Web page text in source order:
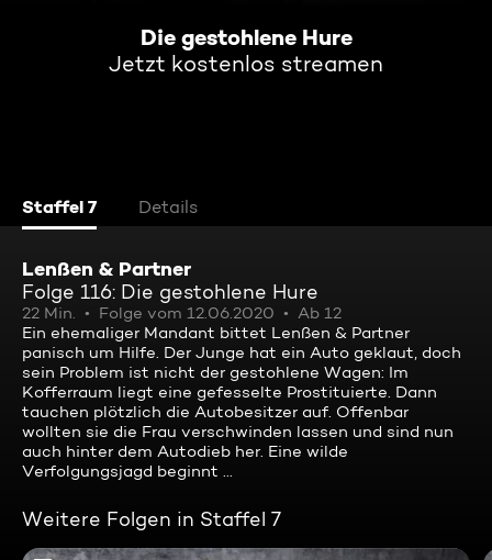
Die gestohlene Hure
Jetzt kostenlos streamen
Staffel 7 Details
Lenßen & Partner
Folge 116: Die gestohlene Hure
22 Min. Folge vom 12.06.2020
Ab 12
Ein ehemaliger Mandant bittet Lenßen & Partner
panisch um Hilfe. Der Junge hat ein Auto geklaut, doch
sein Problem ist nicht der gestohlene Wagen: Im
Kofferraum liegt eine gefesselte Prostituierte. Dann
tauchen plötzlich die Autobesitzer auf. Offenbar
wollten sie die Frau verschwinden lassen und sind nun
auch hinter dem Autodieb her. Eine wilde
Verfolgungsjagd beginnt ...
Weitere Folgen in Staffel 7